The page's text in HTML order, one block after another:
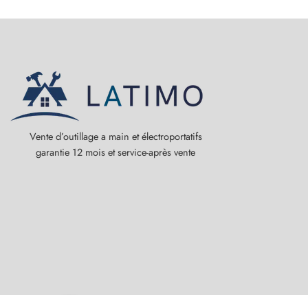
Vente d’outillage a main et électroportatifs
garantie 12 mois et service-après vente